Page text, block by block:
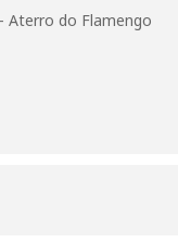
Aterro do Flamengo